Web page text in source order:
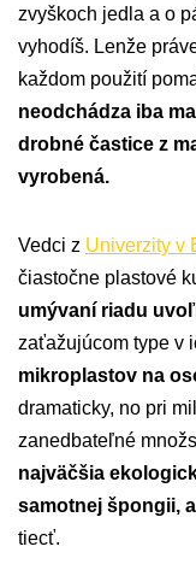
zvyškoch jedla a o
vyhodíš. Lenže
každom použití
neodchádza iba
drobné častice z
vyrobená.
Vedci z Univerzity v
čiastočne plastové
umývaní riadu
zaťažujúcom type v
mikroplastov na
dramaticky, no pri
zanedbateľné
najväčšia
samotnej špongii,
tiecť.